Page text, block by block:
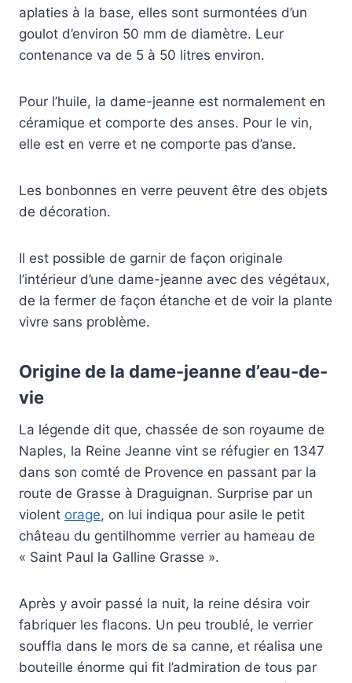
aplaties à la base, elles sont surmontées d’un
goulot d’environ 50 mm de diamètre. Leur
contenance va de 5 à 50 litres environ.
Pour l’huile, la dame-jeanne est normalement en
céramique et comporte des anses. Pour le vin,
elle est en verre et ne comporte pas d’anse.
Les bonbonnes en verre peuvent être des objets
de décoration.
Il est possible de garnir de façon originale
l’intérieur d’une dame-jeanne avec des végétaux,
de la fermer de façon étanche et de voir la plante
vivre sans problème.
Origine de la dame-jeanne d’eau-de-
vie
La légende dit que, chassée de son royaume de
Naples, la Reine Jeanne vint se réfugier en 1347
dans son comté de Provence en passant par la
route de Grasse à Draguignan. Surprise par un
violent orage, on lui indiqua pour asile le petit
château du gentilhomme verrier au hameau de
« Saint Paul la Galline Grasse ».
Après y avoir passé la nuit, la reine désira voir
fabriquer les flacons. Un peu troublé, le verrier
souffla dans le mors de sa canne, et réalisa une
bouteille énorme qui fit l’admiration de tous par